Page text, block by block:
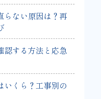
らない原因は？再
認する方法と応急
いくら？工事別の